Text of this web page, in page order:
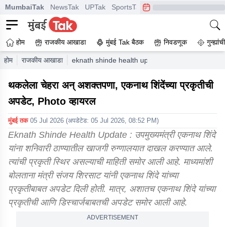
MumbaiTak NewsTak UPTak SportsTak CrimeTak
होम राजकीय आखाडा मुंबई Tak बैठक निवडणूक
होम राजकीय आखाडा eknath shinde health update hospitalized photo
थकलेला चेहरा अन् अशक्तपणा, एकनाथ शिंदेंच्या प्रकृतीची
अपडेट, Photo व्हायरल
मुंबई तक 05 Jul 2026 (अपडेटेड: 05 Jul 2026, 08:52 PM)
Eknath Shinde Health Update : उपमुख्यमंत्री एकनाथ शिंदे
यांना शनिवारी ठाण्यातील खाजगी रुग्णालयात दाखल करण्यात आले.
त्यांची प्रकृती स्थिर असल्याची माहिती समोर आली आहे. माध्यमांशी
बोलताना मंत्री संजय शिरसाट यांनी एकनाथ शिंदे यांच्या
प्रकृतीबाबत अपडेट दिली होती. मात्र, अशातच एकनाथ शिंदे यांच्या
प्रकृतीची आणि डिस्चार्जबाबतची अपडेट समोर आली आहे.
ADVERTISEMENT